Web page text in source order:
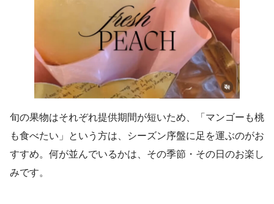
旬の果物はそれぞれ提供期間が短いため、「マンゴーも桃
も食べたい」という方は、シーズン序盤に足を運ぶのがお
すすめ。何が並んでいるかは、その季節・その日のお楽し
みです。